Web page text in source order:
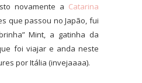
novamente a Catarina
que passou no Japão, fui
Mint, a gatinha da
foi viajar e anda neste
por Itália (invejaaaa).